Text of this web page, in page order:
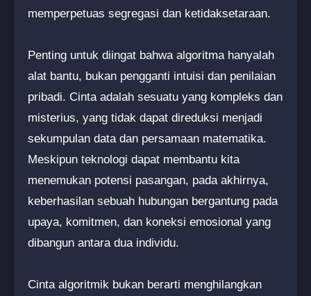
memperpetuas segregasi dan ketidaksetaraan.
Penting untuk diingat bahwa algoritma hanyalah
alat bantu, bukan pengganti intuisi dan penilaian
pribadi. Cinta adalah sesuatu yang kompleks dan
misterius, yang tidak dapat direduksi menjadi
sekumpulan data dan persamaan matematika.
Meskipun teknologi dapat membantu kita
menemukan potensi pasangan, pada akhirnya,
keberhasilan sebuah hubungan bergantung pada
upaya, komitmen, dan koneksi emosional yang
dibangun antara dua individu.
Cinta algoritmik bukan berarti menghilangkan